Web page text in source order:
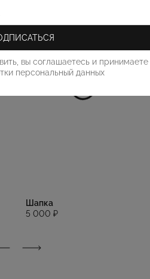
Шапка
5 000 ₽
вы соглашаетесь и принимаете
персональный данных